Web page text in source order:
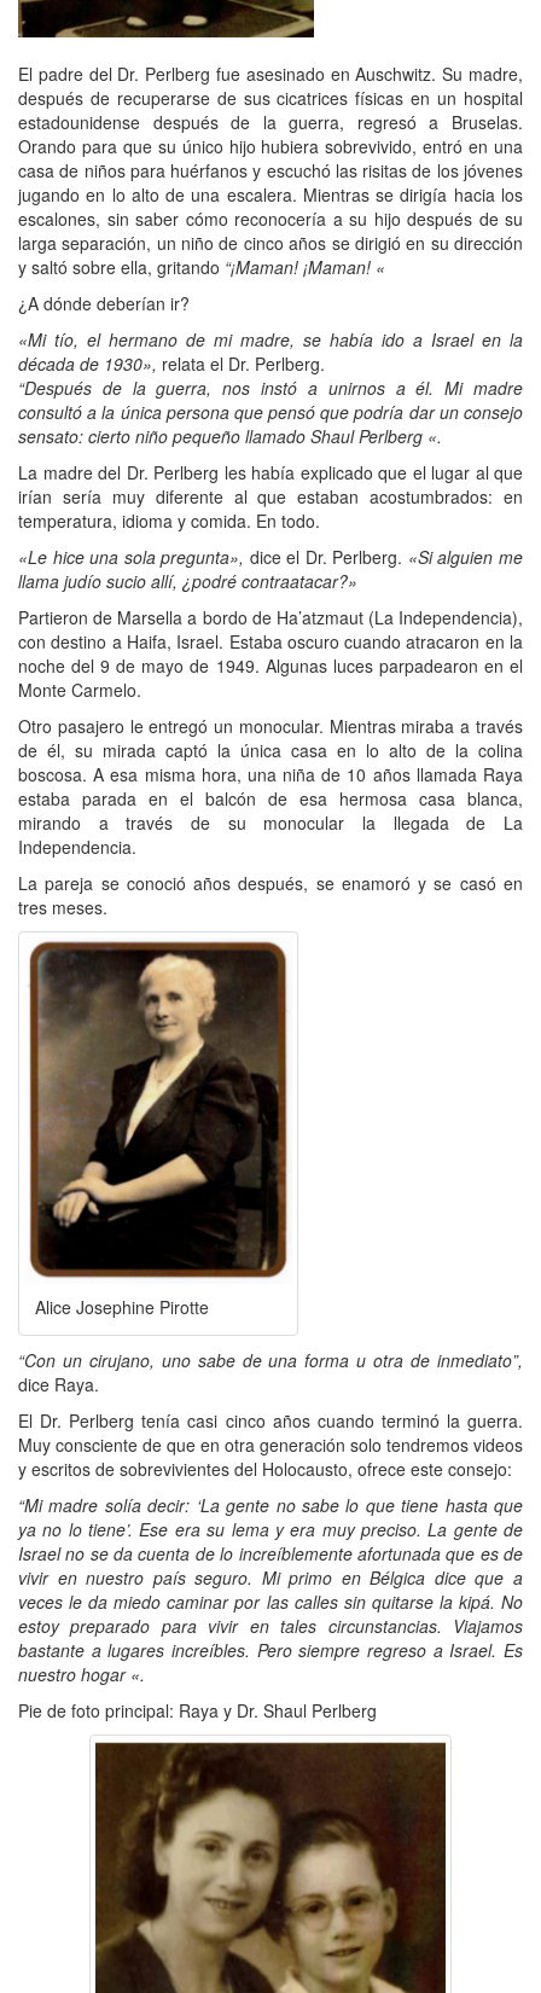
El padre del Dr. Perlberg fue asesinado en Auschwitz. Su madre,
después de recuperarse de sus cicatrices físicas en un hospital
estadounidense después de la guerra, regresó a Bruselas.
Orando para que su único hijo hubiera sobrevivido, entró en una
casa de niños para huérfanos y escuchó las risitas de los jóvenes
jugando en lo alto de una escalera. Mientras se dirigía hacia los
escalones, sin saber cómo reconocería a su hijo después de su
larga separación, un niño de cinco años se dirigió en su dirección
y saltó sobre ella, gritando “¡Maman! ¡Maman! «
¿A dónde deberían ir?
«Mi tío, el hermano de mi madre, se había ido a Israel en la
década de 1930», relata el Dr. Perlberg.
“Después de la guerra, nos instó a unirnos a él. Mi madre
consultó a la única persona que pensó que podría dar un consejo
sensato: cierto niño pequeño llamado Shaul Perlberg «.
La madre del Dr. Perlberg les había explicado que el lugar al que
irían sería muy diferente al que estaban acostumbrados: en
temperatura, idioma y comida. En todo.
«Le hice una sola pregunta», dice el Dr. Perlberg. «Si alguien me
llama judío sucio allí, ¿podré contraatacar?»
Partieron de Marsella a bordo de Ha’atzmaut (La Independencia),
con destino a Haifa, Israel. Estaba oscuro cuando atracaron en la
noche del 9 de mayo de 1949. Algunas luces parpadearon en el
Monte Carmelo.
Otro pasajero le entregó un monocular. Mientras miraba a través
de él, su mirada captó la única casa en lo alto de la colina
boscosa. A esa misma hora, una niña de 10 años llamada Raya
estaba parada en el balcón de esa hermosa casa blanca,
mirando a través de su monocular la llegada de La
Independencia.
La pareja se conoció años después, se enamoró y se casó en
tres meses.
Alice Josephine Pirotte
“Con un cirujano, uno sabe de una forma u otra de inmediato”,
dice Raya.
El Dr. Perlberg tenía casi cinco años cuando terminó la guerra.
Muy consciente de que en otra generación solo tendremos videos
y escritos de sobrevivientes del Holocausto, ofrece este consejo:
“Mi madre solía decir: ‘La gente no sabe lo que tiene hasta que
ya no lo tiene’. Ese era su lema y era muy preciso. La gente de
Israel no se da cuenta de lo increíblemente afortunada que es de
vivir en nuestro país seguro. Mi primo en Bélgica dice que a
veces le da miedo caminar por las calles sin quitarse la kipá. No
estoy preparado para vivir en tales circunstancias. Viajamos
bastante a lugares increíbles. Pero siempre regreso a Israel. Es
nuestro hogar «.
Pie de foto principal: Raya y Dr. Shaul Perlberg